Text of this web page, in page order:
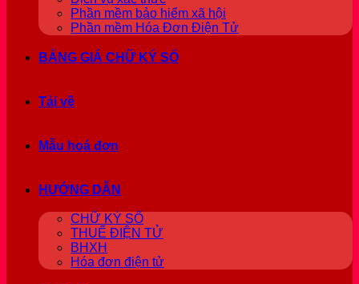
Phần mềm bảo hiểm xã hội
Phần mềm Hóa Đơn Điện Tử
BẢNG GIÁ CHỮ KÝ SỐ
Tải về
Mẫu hoá đơn
HƯỚNG DẪN
CHỮ KÝ SỐ
THUẾ ĐIỆN TỬ
BHXH
Hóa đơn điện tử